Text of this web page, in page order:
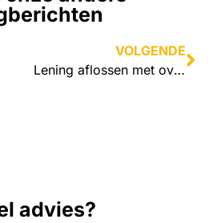
VOLGENDE
Lening aflossen met overwaarde
advies?